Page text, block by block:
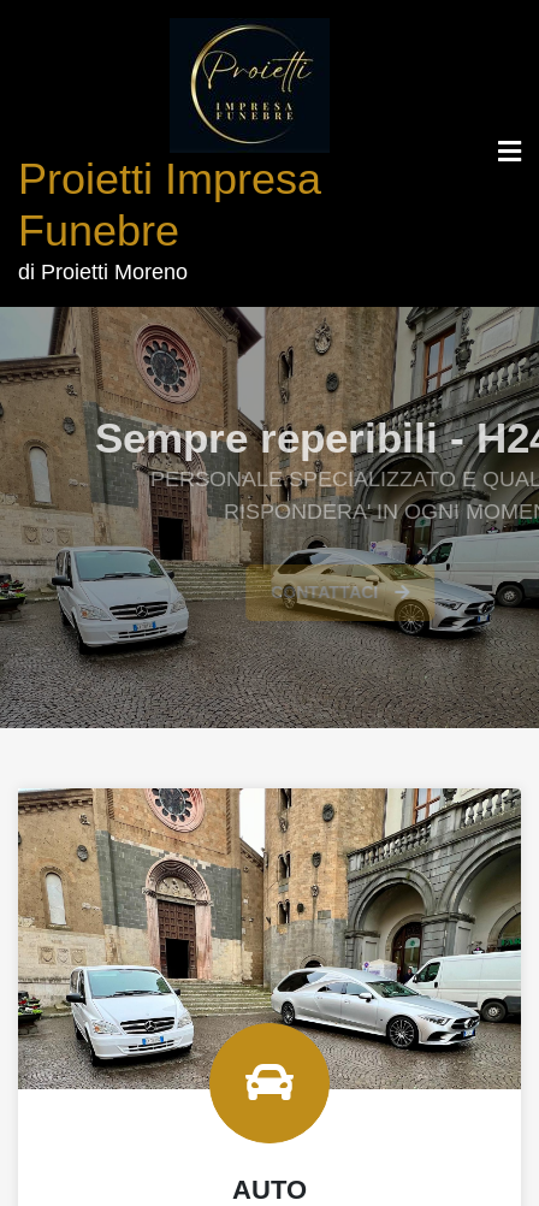
Proietti Impresa
Funebre
di Proietti Moreno
Sempre reperibili - H24
PERSONALE SPECIALIZZATO E QUALIFICATO VI
RISPONDERA' IN OGNI MOMENTO
CONTATTACI
AUTO